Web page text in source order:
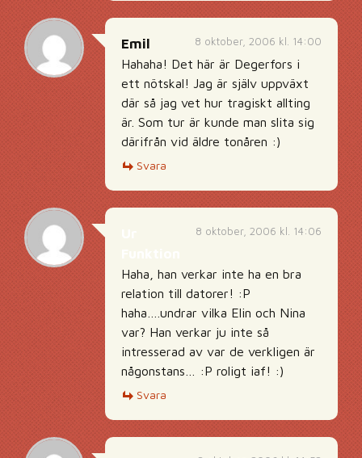
8 oktober, 2006 kl. 14:00
Emil
Hahaha! Det här är Degerfors i
ett nötskal! Jag är själv uppväxt
där så jag vet hur tragiskt allting
är. Som tur är kunde man slita sig
därifrån vid äldre tonåren :)
Svara
8 oktober, 2006 kl. 14:06
Haha, han verkar inte ha en bra
relation till datorer! :P
haha….undrar vilka Elin och Nina
var? Han verkar ju inte så
intresserad av var de verkligen är
någonstans… :P roligt iaf! :)
Svara